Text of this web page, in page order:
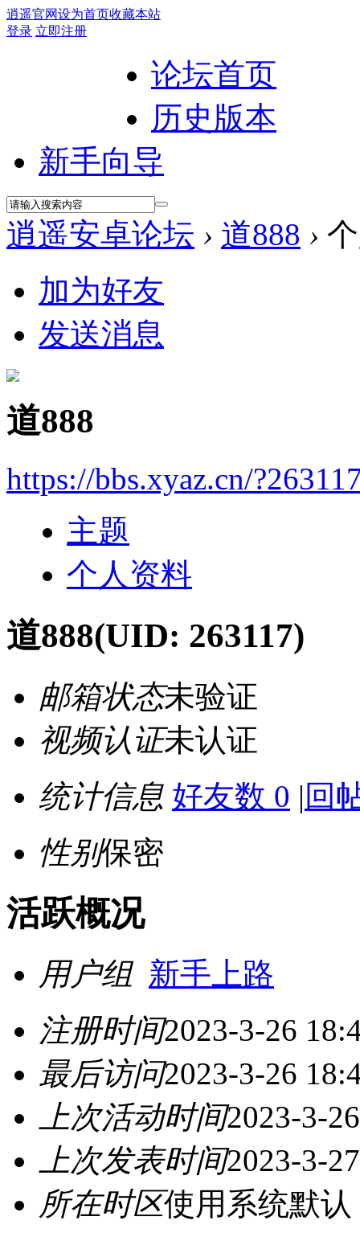
逍遥官网设为首页收藏本站
登录 立即注册
论坛首页
历史版本
新手向导
逍遥安卓论坛 › 道888 ›
加为好友
发送消息
道888
https://bbs.xyaz.cn/
主题
个人资料
道888(UID: 263117)
邮箱状态未验证
视频认证未认证
统计信息 好友数 0 | 回
性别保密
活跃概况
用户组 新手上路
注册时间2023-3-26
最后访问2023-3-26
上次活动时间2023-3-
上次发表时间2023-3-
所在时区使用系统默认